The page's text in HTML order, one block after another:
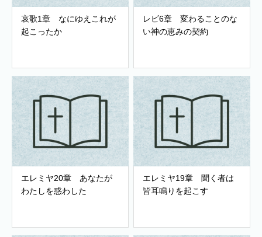
哀歌1章 なにゆえこれが
起こったか
レビ6章 変わることのな
い神の恵みの契約
エレミヤ20章 あなたが
わたしを惑わした
エレミヤ19章 聞く者は
皆耳鳴りを起こす